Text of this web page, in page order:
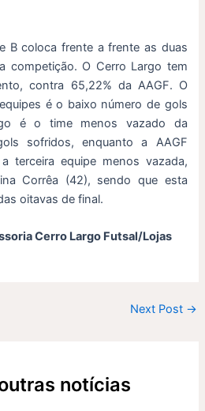
B coloca frente a frente as duas
competição. O Cerro Largo tem
contra 65,22% da AAGF. O
é o baixo número de gols
é o time menos vazado da
sofridos, enquanto a AAGF
terceira equipe menos vazada,
Corrêa (42), sendo que esta
oitavas de final.
Cerro Largo Futsal/Lojas
Next Post →
notícias